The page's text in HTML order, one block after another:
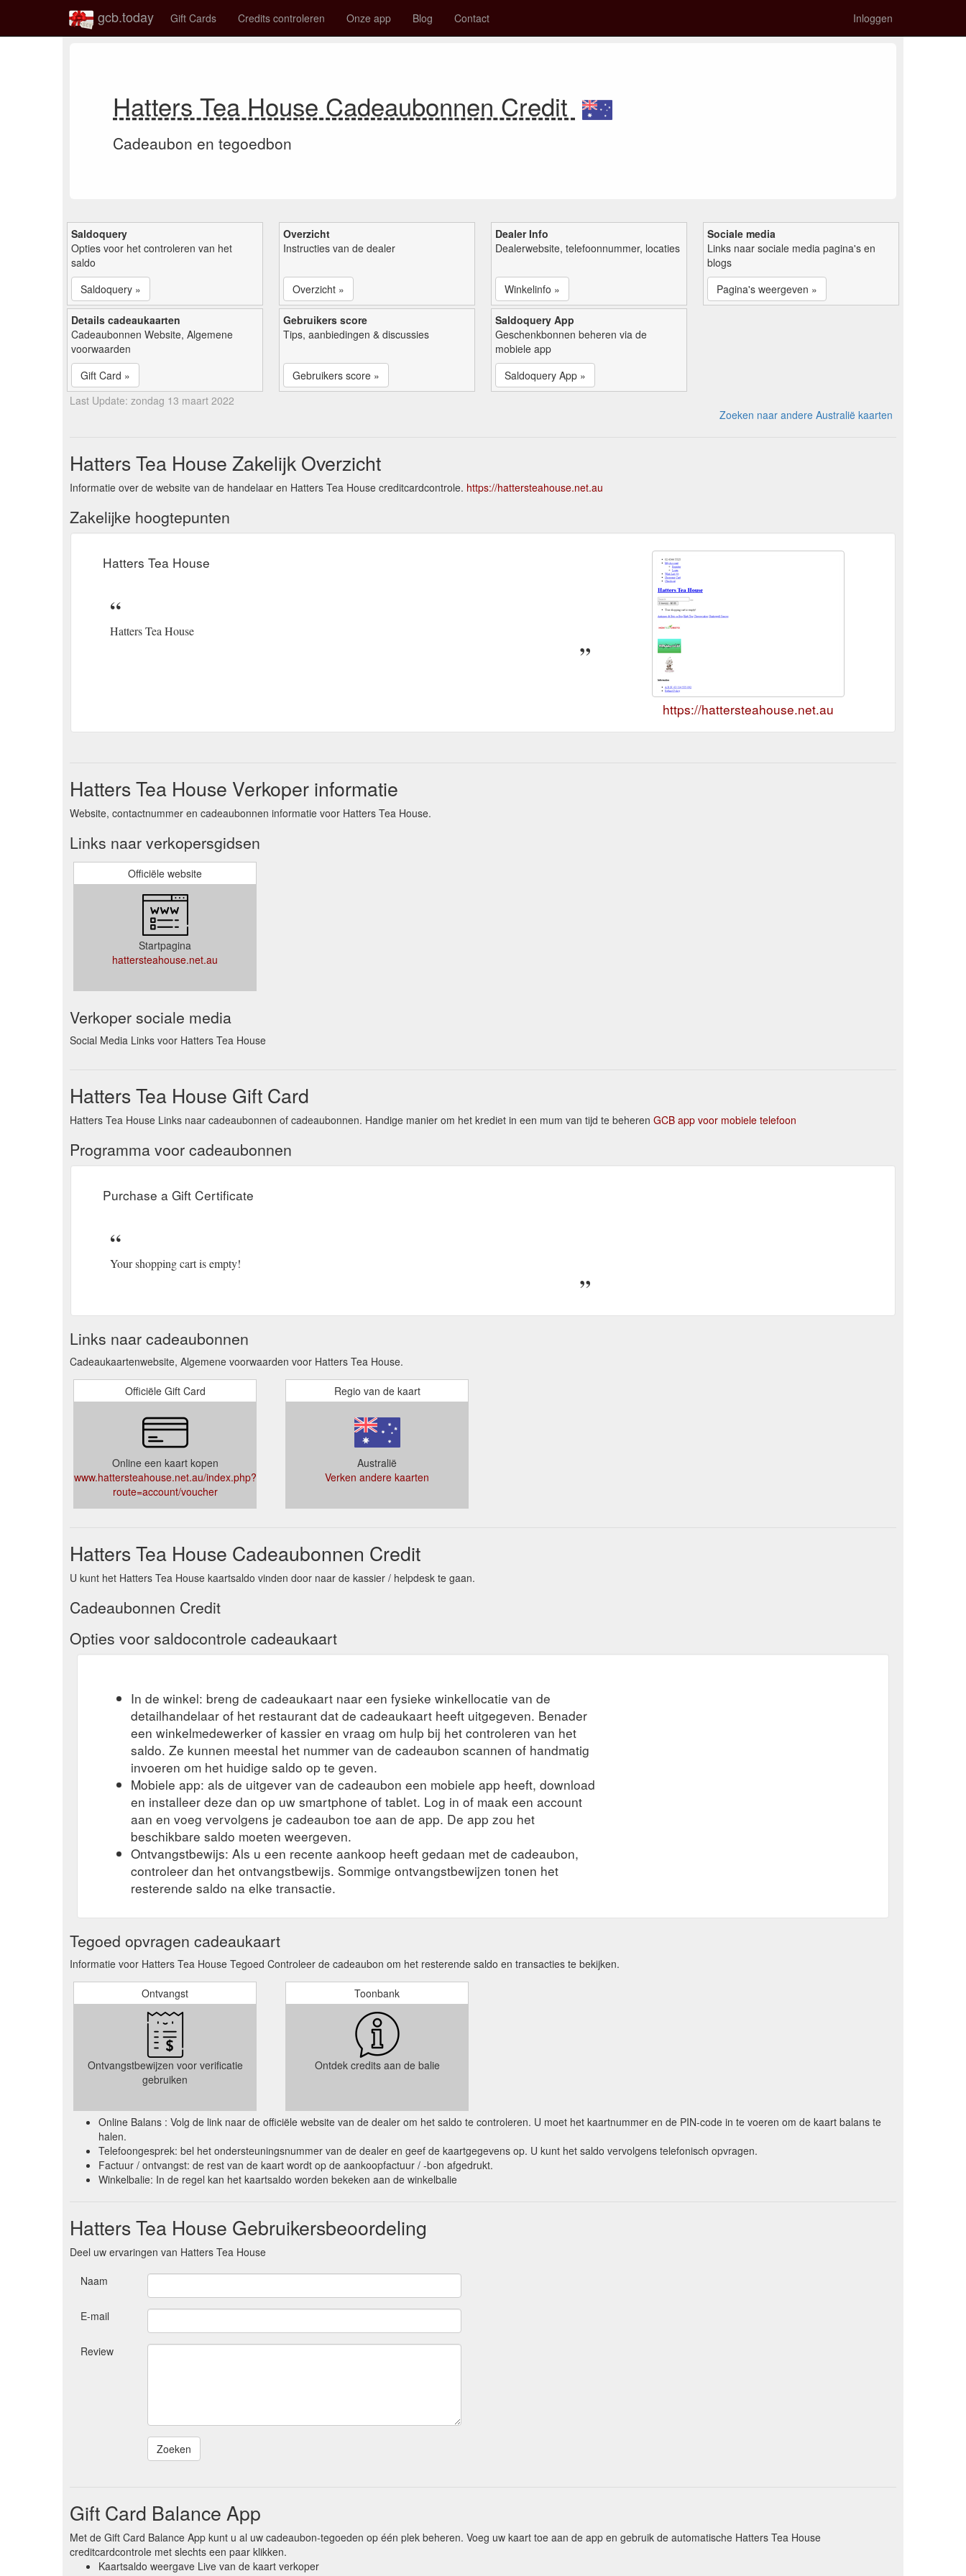
gcb.today Gift Cards Credits controleren Onze app Blog Contact Inloggen
Hatters Tea House Cadeaubonnen Credit
Cadeaubon en tegoedbon
Saldoquery
Opties voor het controleren van het
saldo
Saldoquery »
Overzicht
Instructies van de dealer
Overzicht »
Dealer Info
Dealerwebsite, telefoonnummer, locaties
Winkelinfo »
Sociale media
Links naar sociale media pagina's en
blogs
Pagina's weergeven »
Details cadeaukaarten
Cadeaubonnen Website, Algemene
voorwaarden
Gift Card »
Gebruikers score
Tips, aanbiedingen & discussies
Gebruikers score »
Saldoquery App
Geschenkbonnen beheren via de
mobiele app
Saldoquery App »
Last Update: zondag 13 maart 2022
Zoeken naar andere Australië kaarten
Hatters Tea House Zakelijk Overzicht
Informatie over de website van de handelaar en Hatters Tea House creditcardcontrole. https://hattersteahouse.net.au
Zakelijke hoogtepunten
Hatters Tea House
Hatters Tea House
https://hattersteahouse.net.au
Hatters Tea House Verkoper informatie
Website, contactnummer en cadeaubonnen informatie voor Hatters Tea House.
Links naar verkopersgidsen
Officiële website
Startpagina
hattersteahouse.net.au
Verkoper sociale media
Social Media Links voor Hatters Tea House
Hatters Tea House Gift Card
Hatters Tea House Links naar cadeaubonnen of cadeaubonnen. Handige manier om het krediet in een mum van tijd te beheren GCB app voor mobiele telefoon
Programma voor cadeaubonnen
Purchase a Gift Certificate
Your shopping cart is empty!
Links naar cadeaubonnen
Cadeaukaartenwebsite, Algemene voorwaarden voor Hatters Tea House.
Officiële Gift Card
Online een kaart kopen
www.hattersteahouse.net.au/index.php?
route=account/voucher
Regio van de kaart
Australië
Verken andere kaarten
Hatters Tea House Cadeaubonnen Credit
U kunt het Hatters Tea House kaartsaldo vinden door naar de kassier / helpdesk te gaan.
Cadeaubonnen Credit
Opties voor saldocontrole cadeaukaart
In de winkel: breng de cadeaukaart naar een fysieke winkellocatie van de
detailhandelaar of het restaurant dat de cadeaukaart heeft uitgegeven. Benader
een winkelmedewerker of kassier en vraag om hulp bij het controleren van het
saldo. Ze kunnen meestal het nummer van de cadeaubon scannen of handmatig
invoeren om het huidige saldo op te geven.
Mobiele app: als de uitgever van de cadeaubon een mobiele app heeft, download
en installeer deze dan op uw smartphone of tablet. Log in of maak een account
aan en voeg vervolgens je cadeaubon toe aan de app. De app zou het
beschikbare saldo moeten weergeven.
Ontvangstbewijs: Als u een recente aankoop heeft gedaan met de cadeaubon,
controleer dan het ontvangstbewijs. Sommige ontvangstbewijzen tonen het
resterende saldo na elke transactie.
Tegoed opvragen cadeaukaart
Informatie voor Hatters Tea House Tegoed Controleer de cadeaubon om het resterende saldo en transacties te bekijken.
Ontvangst
Ontvangstbewijzen voor verificatie
gebruiken
Toonbank
Ontdek credits aan de balie
Online Balans : Volg de link naar de officiële website van de dealer om het saldo te controleren. U moet het kaartnummer en de PIN-code in te voeren om de kaart balans te
halen.
Telefoongesprek: bel het ondersteuningsnummer van de dealer en geef de kaartgegevens op. U kunt het saldo vervolgens telefonisch opvragen.
Factuur / ontvangst: de rest van de kaart wordt op de aankoopfactuur / -bon afgedrukt.
Winkelbalie: In de regel kan het kaartsaldo worden bekeken aan de winkelbalie
Hatters Tea House Gebruikersbeoordeling
Deel uw ervaringen van Hatters Tea House
Naam
E-mail
Review
Gift Card Balance App
Met de Gift Card Balance App kunt u al uw cadeaubon-tegoeden op één plek beheren. Voeg uw kaart toe aan de app en gebruik de automatische Hatters Tea House
creditcardcontrole met slechts een paar klikken.
Kaartsaldo weergave Live van de kaart verkoper